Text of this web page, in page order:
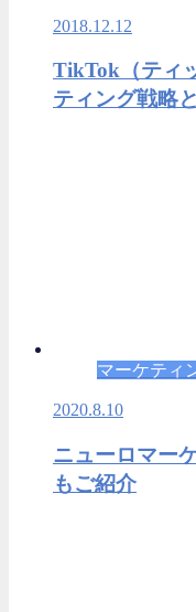
2018.12.12
TikTok（ティ
ティング戦略
マーケティ
2020.8.10
ニューロマー
もご紹介